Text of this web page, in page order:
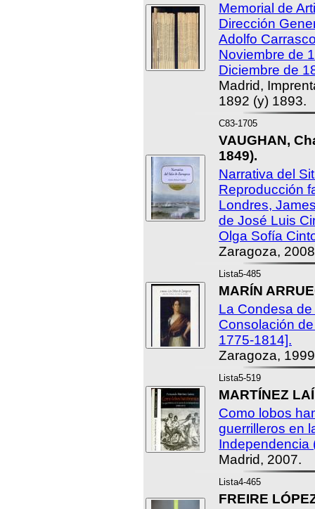
Memorial de
Dirección
Adolfo
Noviembre de
Diciembre de
Madrid,
1892 (y) 1893.
C83-1705
VAUGHAN,
1849).
Narrativa del
Reproducción
Londres,
de José Luis
Olga Sofía
Zaragoza,
Lista5-485
MARÍN
La Condesa
Consolación
1775-1814].
Zaragoza,
Lista5-519
MARTÍNEZ
Como lobos
guerrilleros en
Independencia
Madrid, 2007.
Lista4-465
FREIRE